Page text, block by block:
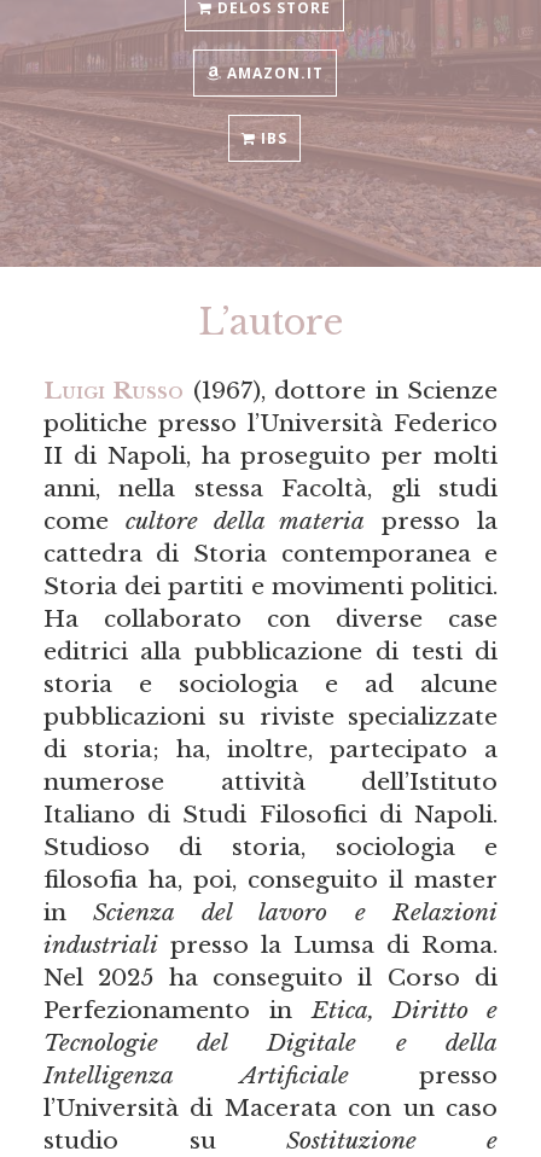
DELOS STORE
AMAZON.IT
IBS
L’autore
Luigi Russo (1967), dottore in Scienze
politiche presso l’Università Federico
II di Napoli, ha proseguito per molti
anni, nella stessa Facoltà, gli studi
come cultore della materia presso la
cattedra di Storia contemporanea e
Storia dei partiti e movimenti politici.
Ha collaborato con diverse case
editrici alla pubblicazione di testi di
storia e sociologia e ad alcune
pubblicazioni su riviste specializzate
di storia; ha, inoltre, partecipato a
numerose attività dell’Istituto
Italiano di Studi Filosofici di Napoli.
Studioso di storia, sociologia e
filosofia ha, poi, conseguito il master
inScienza del lavoro e Relazioni
industrialipresso la Lumsa di Roma.
Nel 2025 ha conseguito il Corso di
Perfezionamento inEtica, Diritto e
Tecnologie del Digitale e della
Intelligenza Artificiale presso
l’Università di Macerata con un caso
studio suSostituzione e